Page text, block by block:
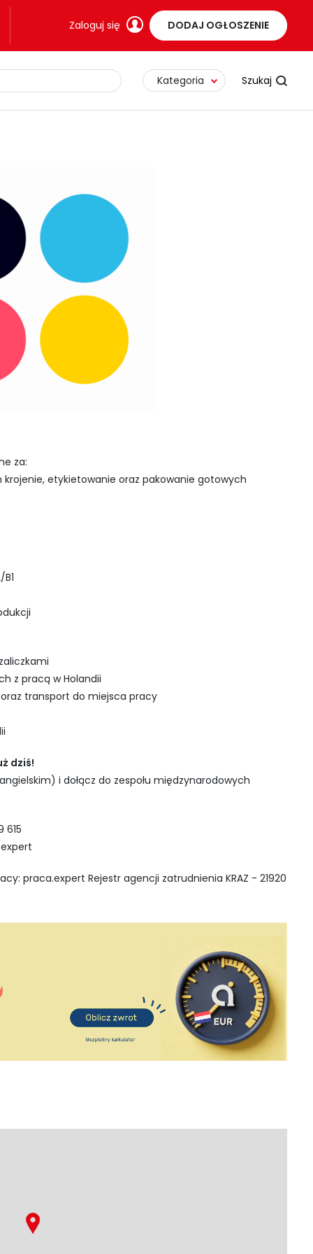
Zaloguj się DODAJ OGŁOSZENIE
Kategoria
za:
etykietowanie oraz pakowanie gotowych
z pracą w Holandii
transport do miejsca pracy
dziś!
i dołącz do zespołu międzynarodowych
615
praca.expert Rejestr agencji zatrudnienia KRAZ - 21920